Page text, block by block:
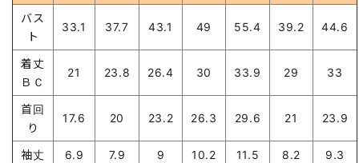
バス
ト
33.1 37.7 43.1 49 55.4 39.2 44.6
着丈
ＢＣ
21 23.8 26.4 30 33.9 29 33
首回
り
17.6 20 23.2 26.3 29.6 21 23.9
袖丈 6.9 7.9 9 10.2 11.5 8.2 9.3